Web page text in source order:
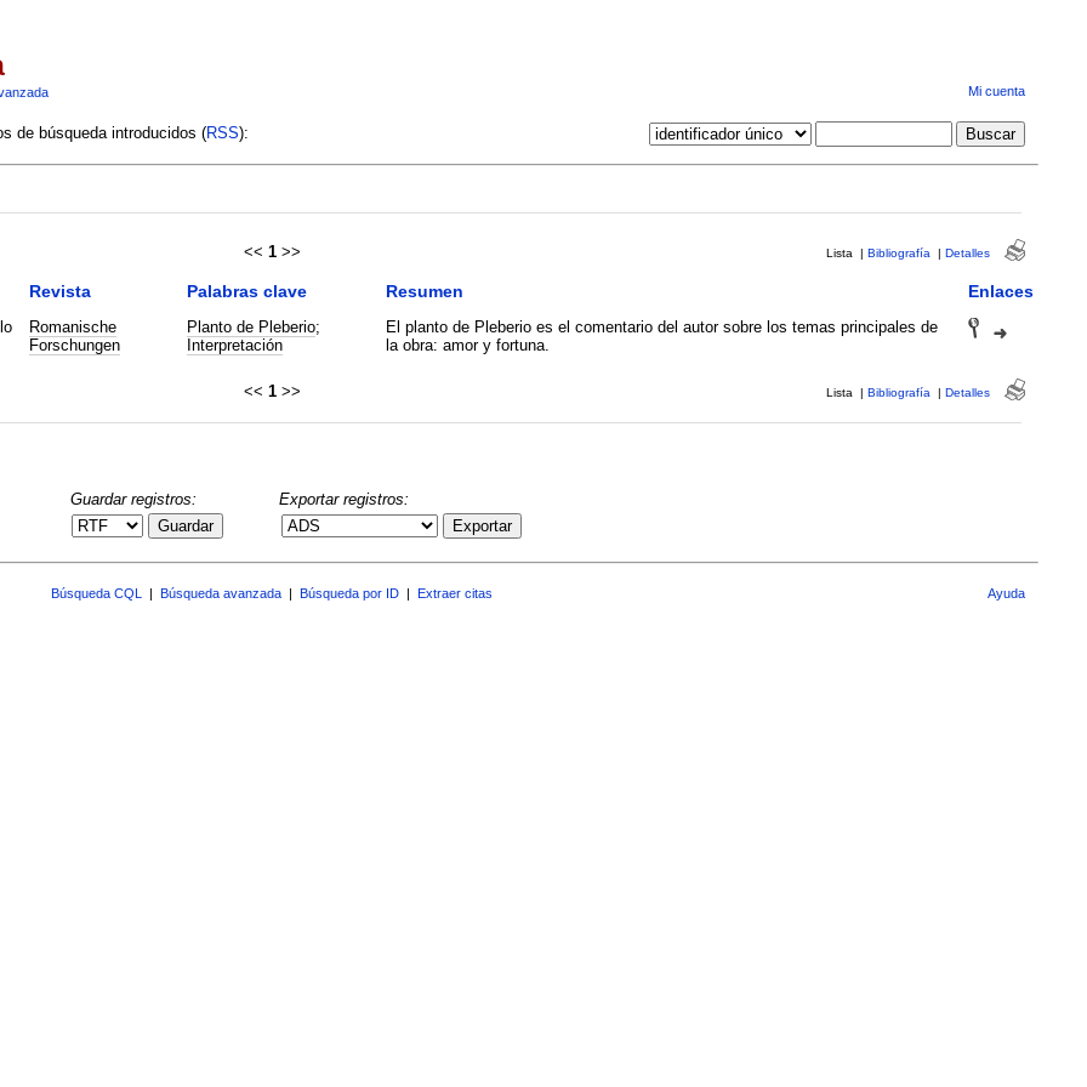
Mi cuenta
de búsqueda introducidos (RSS):
<< 1 >> Lista | Bibliografía | Detalles
Revista Palabras clave Resumen Enlaces
Romanische
Forschungen
Planto de Pleberio;
Interpretación
El planto de Pleberio es el comentario del autor sobre los temas principales de
la obra: amor y fortuna.
<< 1 >> Lista | Bibliografía | Detalles
Guardar registros:
Guardar
Exportar registros:
Exportar
Búsqueda CQL Búsqueda avanzada Búsqueda por ID Extraer citas Ayuda